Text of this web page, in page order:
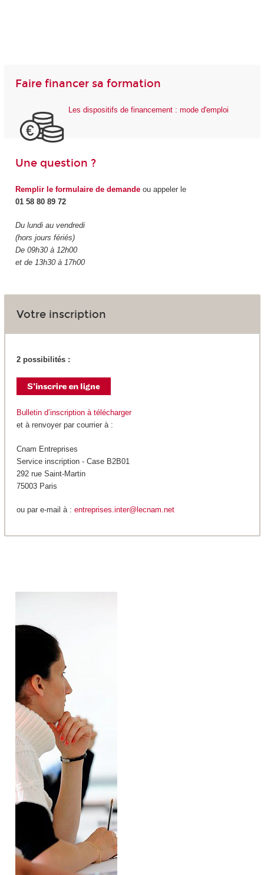
Faire financer sa formation
Les dispositifs de financement : mode d'emploi
Une question ?
Remplir le formulaire de demandeou appeler le
01 58 80 89 72
Du lundi au vendredi
(hors jours fériés)
De 09h30 à 12h00
et de 13h30 à 17h00
Votre inscription
2 possibilités :
Bulletin d’inscription à télécharger
et à renvoyer par courrier à :
Cnam Entreprises
Service inscription - Case B2B01
292 rue Saint-Martin
75003 Paris
ou par e-mail à : entreprises.inter@lecnam.net